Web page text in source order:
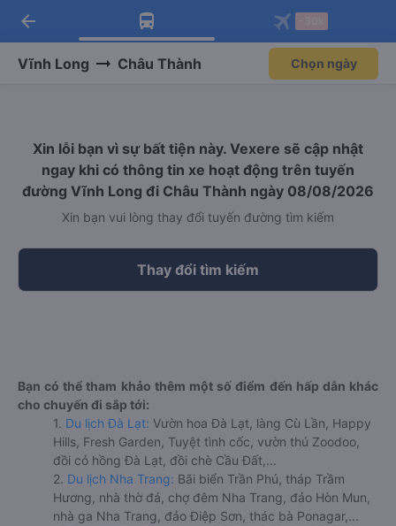
Tải app Vexere ngay!
Nhận ưu đãi thành viên độc
Mở app
Tải app Vexere
-30k/ghế khi đặt vé máy bay qua
Mở app
arrow_back
Vĩnh Long Châu Thành Chọn ngày
Xin lỗi bạn vì sự bất tiện này. Vexere sẽ cập nhật
ngay khi có thông tin xe hoạt động trên tuyến
đường Vĩnh Long đi Châu Thành ngày 08/08/2026
Xin bạn vui lòng thay đổi tuyến đường tìm kiếm
Thay đổi tìm kiếm
Bạn có thể tham khảo thêm một số điểm đến hấp dẫn khác
cho chuyến đi sắp tới:
1. Du lịch Đà Lạt: Vườn hoa Đà Lạt, làng Cù Lần, Happy
Hills, Fresh Garden, Tuyệt tình cốc, vườn thú Zoodoo,
đồi cỏ hồng Đà Lạt, đồi chè Cầu Đất,...
2. Du lịch Nha Trang: Bãi biển Trần Phú, tháp Trầm
Hương, nhà thờ đá, chợ đêm Nha Trang, đảo Hòn Mun,
nhà ga Nha Trang, đảo Điệp Sơn, thác bà Ponagar,...